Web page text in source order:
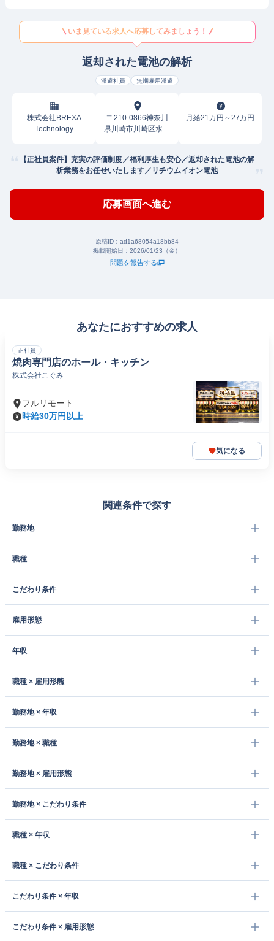
いま見ている求人へ応募してみましょう！
返却された電池の解析
派遣社員 無期雇用派遣
株式会社BREXA
Technology
〒210-0866神奈川
県川崎市川崎区水江
月給21万円～27万円
【正社員案件】充実の評価制度／福利厚生も安心／返却された電池の解
析業務をお任せいたします／リチウムイオン電池
応募画面へ進む
原稿ID： ad1a68054a18bb84
掲載開始日： 2026/01/23（金）
問題を報告する
あなたにおすすめの求人
正社員
焼肉専門店のホール・キッチン
株式会社こぐみ
フルリモート
時給30万円以上
気になる
関連条件で探す
勤務地
職種
こだわり条件
雇用形態
年収
職種 × 雇用形態
勤務地 × 年収
勤務地 × 職種
勤務地 × 雇用形態
勤務地 × こだわり条件
職種 × 年収
職種 × こだわり条件
こだわり条件 × 年収
こだわり条件 × 雇用形態